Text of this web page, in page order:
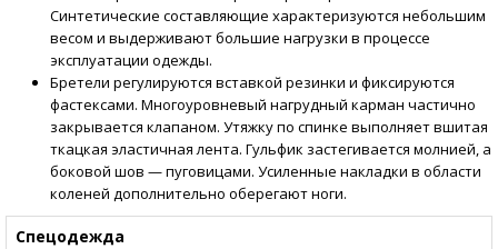
Синтетические составляющие характеризуются небольшим
весом и выдерживают большие нагрузки в процессе
эксплуатации одежды.
Бретели регулируются вставкой резинки и фиксируются
фастексами. Многоуровневый нагрудный карман частично
закрывается клапаном. Утяжку по спинке выполняет вшитая
ткацкая эластичная лента. Гульфик застегивается молнией, а
боковой шов — пуговицами. Усиленные накладки в области
коленей дополнительно оберегают ноги.
Спецодежда